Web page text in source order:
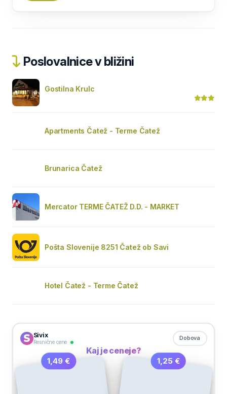
Poslovalnice v bližini
Gostilna Krulc
Apartments Čatež - Terme Čatež
Brunarica Čatež
Mercator TERME ČATEŽ D.D. - MARKET
Pošta Slovenije 8251 Čatež ob Savi
Hotel Čatež - Terme Čatež
Sivix
Resnične cene
Dobova
Kaj je ceneje?
1,49 € 1,25 €